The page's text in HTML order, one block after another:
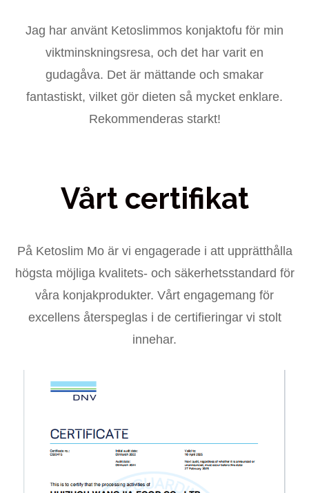
Jag har använt Ketoslimmos konjaktofu för min
viktminskningsresa, och det har varit en
gudagåva. Det är mättande och smakar
fantastiskt, vilket gör dieten så mycket enklare.
Rekommenderas starkt!
Vårt certifikat
På Ketoslim Mo är vi engagerade i att upprätthålla
högsta möjliga kvalitets- och säkerhetsstandard för
våra konjakprodukter. Vårt engagemang för
excellens återspeglas i de certifieringar vi stolt
innehar.